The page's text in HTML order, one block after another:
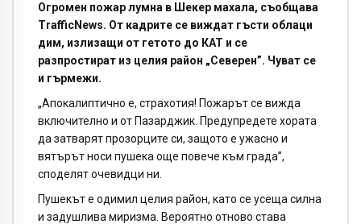
Огромен пожар лумна в Шекер махала, съобщава
TrafficNews. От кадрите се виждат гъсти облаци
дим, излизащи от гетото до КАТ и се
разпростират из целия район „Северен”. Чуват се
и гърмежи.
„Апокалиптично е, страхотия! Пожарът се вижда
включително и от Пазарджик. Предупредете хората
да затварят прозорците си, защото е ужасно и
вятърът носи пушека още повече към града”,
споделят очевидци ни.
Пушекът е одимил целия район, като се усеща силна
и задушлива миризма. Вероятно отново става